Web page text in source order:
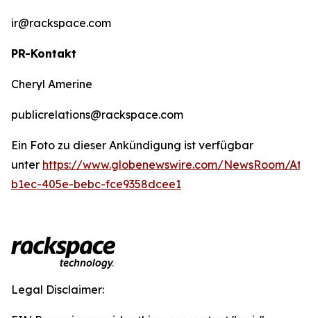
ir@rackspace.com
PR-Kontakt
Cheryl Amerine
publicrelations@rackspace.com
Ein Foto zu dieser Ankündigung ist verfügbar
unter https://www.globenewswire.com/NewsRoom/
b1ec-405e-bebc-fce9358dcee1
Legal Disclaimer: